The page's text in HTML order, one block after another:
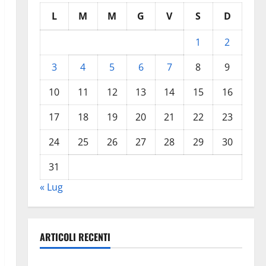
L M M G V S
D
1
2
3
4 5 6 7 8
9
10
11 12 13 14 15
16
17
18 19 20 21 22
23
24
25 26 27 28 29
30
31
« Lug
ARTICOLI RECENTI